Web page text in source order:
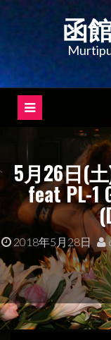
ツ
プ
函
5月26日(土)
feat PL-1
2018年5月28日